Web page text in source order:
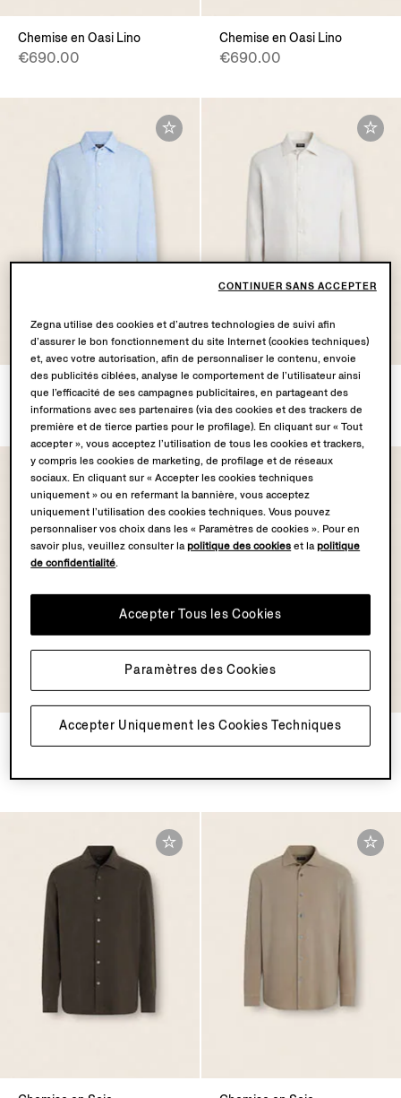
Chemise en Oasi Lino
€690.00
Chemise en Oasi Lino
€690.00
OASI LINO
COLLECTION
Chemise en Oasi Lino
€690.00
Chemise en Lin
€690.00
Chemise en Cachemire et
Soie
Chemise Cashco
Zegna utilise des cookies et d’autres technologies de suivi afin
d’assurer le bon fonctionnement du site Internet (cookies techniques)
et, avec votre autorisation, afin de personnaliser le contenu, envoie
des publicités ciblées, analyse le comportement de l’utilisateur ainsi
que l’efficacité de ses campagnes publicitaires, en partageant des
informations avec ses partenaires (via des cookies et des trackers de
première et de tierce parties pour le profilage). En cliquant sur « Tout
accepter », vous acceptez l’utilisation de tous les cookies et trackers,
y compris les cookies de marketing, de profilage et de réseaux
sociaux. En cliquant sur « Accepter les cookies techniques
uniquement » ou en refermant la bannière, vous acceptez
uniquement l’utilisation des cookies techniques. Vous pouvez
personnaliser vos choix dans les « Paramètres de cookies ». Pour en
savoir plus, veuillez consulter lapolitique des cookies et lapolitique
de confidentialité.
Accepter Uniquement les Cookies Techniques
Accepter Tous les Cookies
Paramètres des Cookies
CONTINUER SANS ACCEPTER